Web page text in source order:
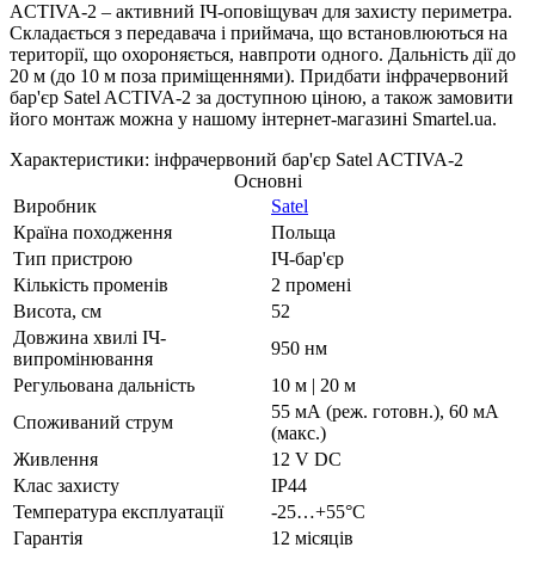
ACTIVA-2 – активний ІЧ-оповіщувач для захисту периметра.
Складається з передавача і приймача, що встановлюються на
території, що охороняється, навпроти одного. Дальність дії до
20 м (до 10 м поза приміщеннями). Придбати інфрачервоний
бар'єр Satel ACTIVA-2 за доступною ціною, а також замовити
його монтаж можна у нашому інтернет-магазині Smartel.ua.
Характеристики: інфрачервоний бар'єр Satel ACTIVA-2
Основні
Виробник
Satel
Країна походження
Польща
Тип пристрою
ІЧ-бар'єр
Кількість променів
2 промені
Висота, см
52
Довжина хвилі ІЧ-
випромінювання
950 нм
Регульована дальність
10 м | 20 м
Споживаний струм
55 мА (реж. готовн.), 60 мА
(макс.)
Живлення
12 V DC
Клас захисту
IP44
Температура експлуатації
-25…+55°C
Гарантія
12 місяців